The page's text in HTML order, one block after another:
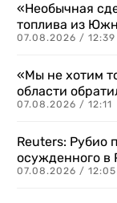
«Необычная
топлива из
07.08.2026 / 12:39
«Мы не хотим
области
07.08.2026 / 12:11
Reuters: Рубио
осужденного
07.08.2026 / 12:05